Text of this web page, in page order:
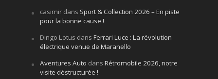
casimirdans Sport & Collection 2026 – En piste
pour la bonne cause !
Dingo Lotus dans Ferrari Luce : La révolution
électrique venue de Maranello
Aventures Auto dans Rétromobile 2026, notre
visite déstructurée !